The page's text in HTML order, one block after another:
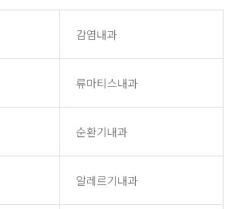
감염내과
류마티스내과
순환기내과
알레르기내과